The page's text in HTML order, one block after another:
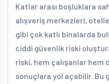
Katlar arası boşluklara
alışveriş merkezleri,
gibi çok katlı binalarda
ciddi güvenlik riski
riski, hem çalışanlar
sonuçlara yol açabilir. Bu